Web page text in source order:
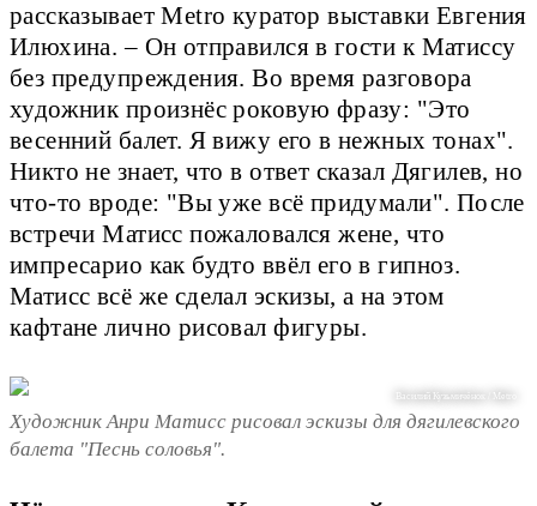
рассказывает Metro куратор выставки Евгения
Илюхина. – Он отправился в гости к Матиссу
без предупреждения. Во время разговора
художник произнёс роковую фразу: "Это
весенний балет. Я вижу его в нежных тонах".
Никто не знает, что в ответ сказал Дягилев, но
что-то вроде: "Вы уже всё придумали". После
встречи Матисс пожаловался жене, что
импресарио как будто ввёл его в гипноз.
Матисс всё же сделал эскизы, а на этом
кафтане лично рисовал фигуры.
Василий Кузьмичёнок / Metro
Художник Анри Матисс рисовал эскизы для дягилевского
балета "Песнь соловья".